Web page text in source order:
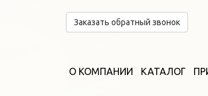
Заказать обратный звонок
О КОМПАНИИ КАТАЛОГ